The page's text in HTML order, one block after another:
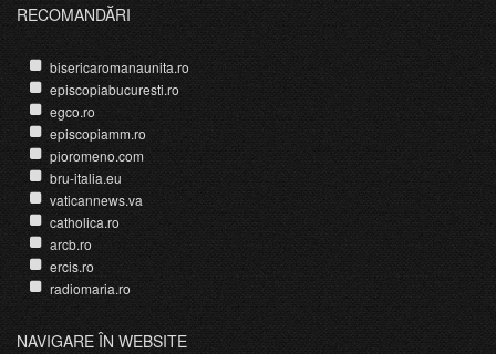
RECOMANDĂRI
bisericaromanaunita.ro
episcopiabucuresti.ro
egco.ro
episcopiamm.ro
pioromeno.com
bru-italia.eu
vaticannews.va
catholica.ro
arcb.ro
ercis.ro
radiomaria.ro
NAVIGARE ÎN WEBSITE